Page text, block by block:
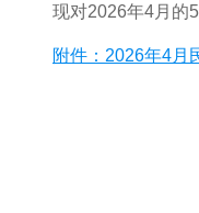
现对2026年4月的
附件：2026年4月